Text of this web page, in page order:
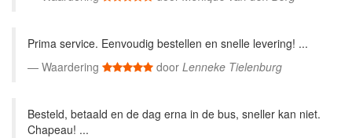
Prima service. Eenvoudig bestellen en snelle levering! ...
Waardering
door Lenneke Tielenburg
Besteld, betaald en de dag erna in de bus, sneller kan niet.
Chapeau! ...